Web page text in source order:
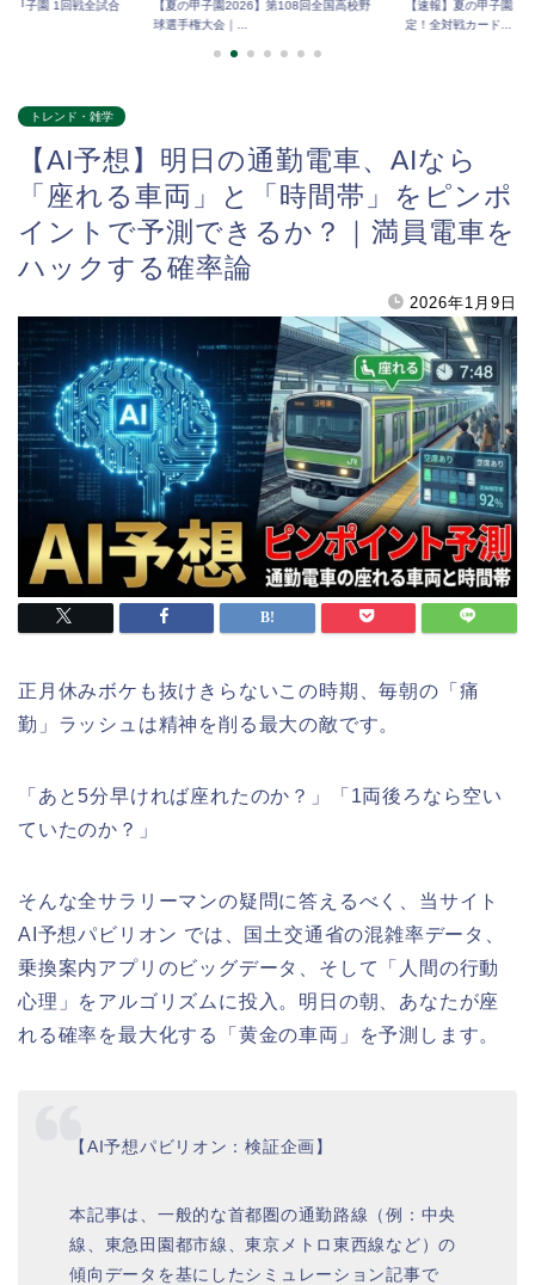
甲子園 1回戦全試合
【夏の甲子園2026】第108回全国高校野
球選手権大会｜...
【速報】夏の甲子園
定！全対戦カード...
トレンド・雑学
【AI予想】明日の通勤電車、AIなら
「座れる車両」と「時間帯」をピンポ
イントで予測できるか？｜満員電車を
ハックする確率論
2026年1月9日
正月休みボケも抜けきらないこの時期、毎朝の「痛
勤」ラッシュは精神を削る最大の敵です。
「あと5分早ければ座れたのか？」「1両後ろなら空い
ていたのか？」
そんな全サラリーマンの疑問に答えるべく、当サイト
AI予想パビリオン では、国土交通省の混雑率データ、
乗換案内アプリのビッグデータ、そして「人間の行動
心理」をアルゴリズムに投入。明日の朝、あなたが座
れる確率を最大化する「黄金の車両」を予測します。
【AI予想パビリオン：検証企画】
本記事は、一般的な首都圏の通勤路線（例：中央
線、東急田園都市線、東京メトロ東西線など）の
傾向データを基にしたシミュレーション記事で